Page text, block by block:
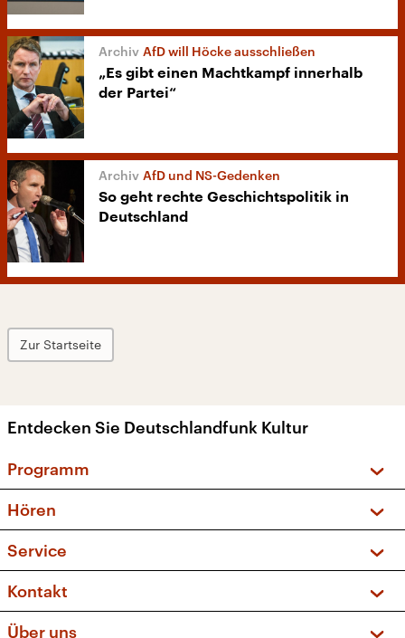
AfD will Höcke ausschließen
„Es gibt einen Machtkampf innerhalb
der Partei“
AfD und NS-Gedenken
So geht rechte Geschichtspolitik in
Deutschland
Zur Startseite
Entdecken Sie Deutschlandfunk Kultur
Programm
Sendungen und Podcasts
Musikliste
Kakadu – Das Kinderprogramm
Hören
Frequenzen (UKW + DAB+)
Service
FAQ
Apps
Kontakt
Über uns